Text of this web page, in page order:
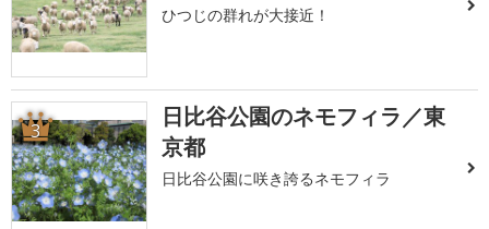
ひつじの群れが大接近！
3
日比谷公園のネモフィラ／東
京都
日比谷公園に咲き誇るネモフィラ